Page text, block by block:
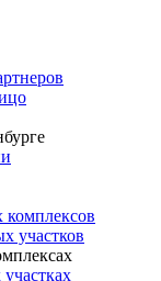
участков